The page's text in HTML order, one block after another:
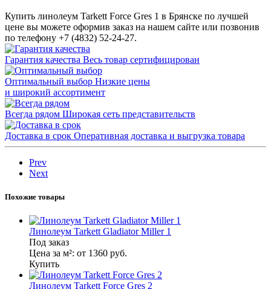
Купить линолеум Tarkett Force Gres 1 в Брянске по лучшей
цене вы можете оформив заказ на нашем сайте или позвонив
по телефону +7 (4832) 52-24-27.
Гарантия качества Весь товар сертифицирован
Оптимальный выбор Низкие цены
и широкий ассортимент
Всегда рядом Широкая сеть представительств
Доставка в срок Оперативная доставка и выгрузка товара
Prev
Next
Похожие товары
Линолеум Tarkett Gladiator Miller 1
Под заказ
Цена за м²: от 1360 руб.
Купить
Линолеум Tarkett Force Gres 2